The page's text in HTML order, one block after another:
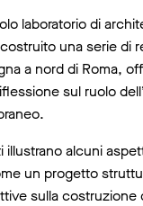
laboratorio di
una serie di
a nord di Roma,
sul ruolo
illustrano alcuni
un progetto
sulla costruzione